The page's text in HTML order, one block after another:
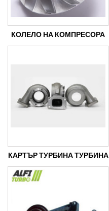
КОЛЕЛО НА КОМПРЕСОРА
КАРТЪР ТУРБИНА ТУРБИНА